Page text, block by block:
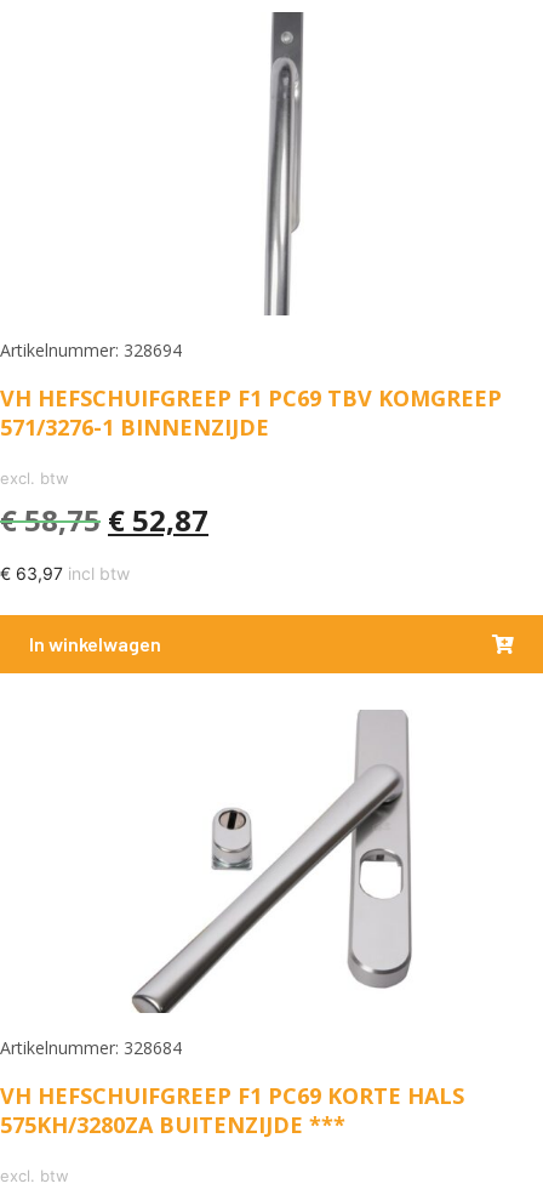
Artikelnummer: 328694
VH HEFSCHUIFGREEP F1 PC69 TBV KOMGREEP
571/3276-1 BINNENZIJDE
excl. btw
€58,75 € 52,87
€ 63,97 incl btw
In winkelwagen
Artikelnummer: 328684
VH HEFSCHUIFGREEP F1 PC69 KORTE HALS
575KH/3280ZA BUITENZIJDE ***
excl. btw